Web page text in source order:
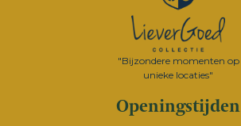
"Bijzondere momenten op
unieke locaties"
Openingstijden